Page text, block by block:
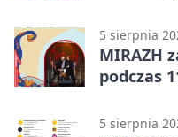
5 sierpnia
MIRAZH
podczas
5 sierpnia